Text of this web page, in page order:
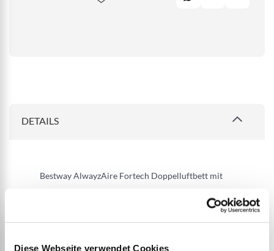
Diese Webseite verwendet Cookies
DETAILS
Bestway AlwayzAire Fortech Doppelluftbett mit
Grösse: 203 x 152 x 51 cm